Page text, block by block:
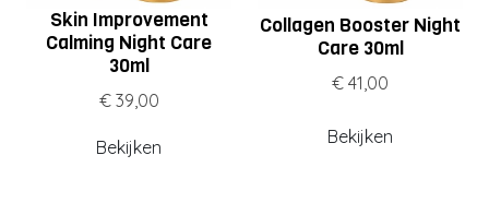
Skin Improvement
Calming Night Care
30ml
€ 39,00
Bekijken
Collagen Booster Night
Care 30ml
€ 41,00
Bekijken